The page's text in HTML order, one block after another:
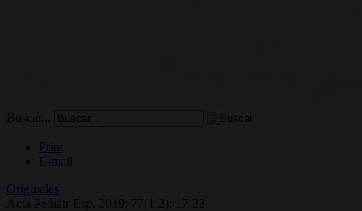
Buscar...
Print
E-mail
Originales
Acta Pediatr Esp. 2019; 77(1-2): 17-23